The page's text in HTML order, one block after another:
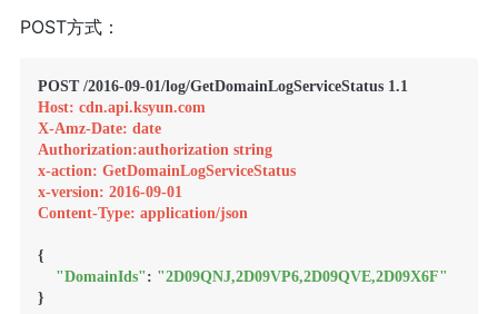
POST方式：
Host: cdn.api.ksyun.com
X-Amz-Date: date
Authorization:authorization string
x-action: GetDomainLogServiceStatus
x-version: 2016-09-01
Content-Type: application/json
{
"DomainIds": "2D09QNJ,2D09VP6,2D09QVE,2D09X6F"